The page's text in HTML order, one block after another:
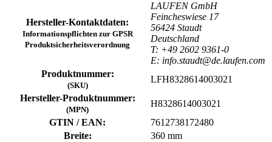
Hersteller-Kontaktdaten:
Informationspflichten zur GPSR
Produktsicherheitsverordnung
LAUFEN GmbH
Feincheswiese 17
56424 Staudt
Deutschland
T: +49 2602 9361-0
E: info.staudt@de.laufen.com
Produktnummer:
(SKU)
LFH8328614003021
Hersteller-Produktnummer:
(MPN)
H8328614003021
GTIN / EAN:
7612738172480
Breite:
360 mm